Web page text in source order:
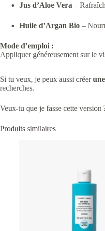
Jus d’Aloe Vera –
Huile d’Argan Bio –
Mode d’emploi :
Appliquer généreusement sur le
Si tu veux, je peux aussi créer
recherches.
Veux‑tu que je fasse cette version
Produits similaires